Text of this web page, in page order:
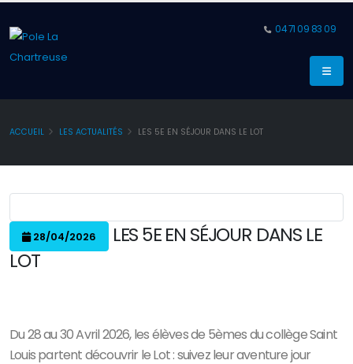
04 71 09 83 09
ACCUEIL LES ACTUALITÉS LES 5E EN SÉJOUR DANS LE LOT
28/04/2026
LES 5E EN SÉJOUR DANS LE
LOT
Du 28 au 30 Avril 2026, les élèves de 5èmes du collège Saint
Louis partent découvrir le Lot : suivez leur aventure jour